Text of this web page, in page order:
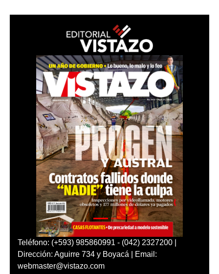
Teléfono: (+593) 985860991 - (042) 2327200 |
Dirección: Aguirre 734 y Boyacá | Email:
webmaster@vistazo.com